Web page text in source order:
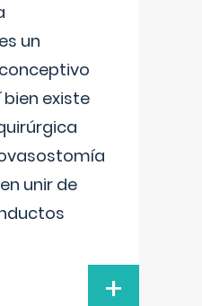
un
bien existe
unir de
+